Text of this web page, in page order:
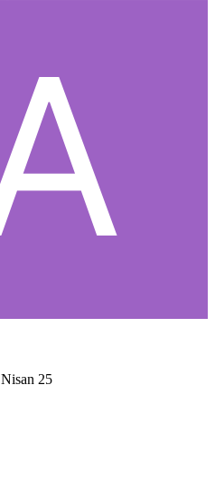
Nisan 25